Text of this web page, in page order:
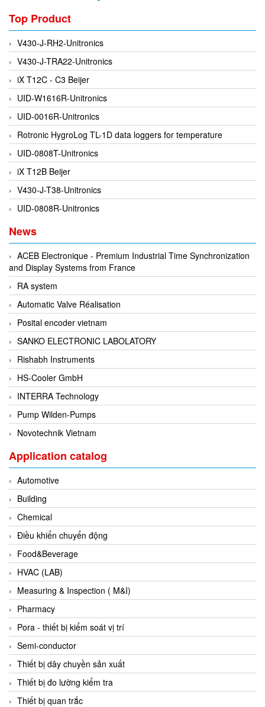
FLENDER
Flexaust
Flexim
FLIR
FLOMAG
flotron
Flow Force/ Super Green Power-Tech
Floweserve/PMV
Flowline
Flow-Mon
Flowserve
FOKO / Wintriss
Fomotech Vietnam
Forbes Marshall
FORNEY
Fortex
Fortress
Fossil Power Systems
FPZ
Francia Srl Vietnam
Francis Vietnam
Freezemod
Fritsch Vietnam
FS CABLE
FS Inc Vietnam
FTM Vietnam
Fuji
Fujian LEAD
Fujikura
Fukuta
GAI-Tronics
Gardasoft
GASDNA Vietnam
Gasensor
Gave
Top Product
V430-J-RH2-Unitronics
V430-J-TRA22-Unitronics
iX T12C - C3 Beijer
UID-W1616R-Unitronics
UID-0016R-Unitronics
Rotronic HygroLog TL-1D data loggers for temperature
UID-0808T-Unitronics
iX T12B Beijer
V430-J-T38-Unitronics
UID-0808R-Unitronics
News
ACEB Electronique - Premium Industrial Time Synchronization
and Display Systems from France
RA system
Automatic Valve Réalisation
Posital encoder vietnam
SANKO ELECTRONIC LABOLATORY
Rishabh Instruments
HS-Cooler GmbH
INTERRA Technology
Pump Wilden-Pumps
Novotechnik Vietnam
Application catalog
Automotive
Building
Chemical
Điều khiển chuyển động
Food&Beverage
HVAC (LAB)
Measuring & Inspection ( M&I)
Pharmacy
Pora - thiết bị kiểm soát vị trí
Semi-conductor
Thiết bị dây chuyền sản xuất
Thiết bị đo lường kiểm tra
Thiết bị quan trắc